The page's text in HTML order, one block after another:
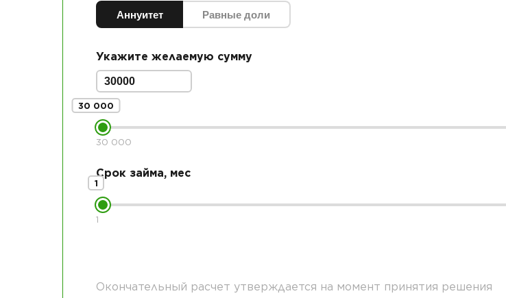
Аннуитет Равные доли
Укажите желаемую сумму
30 000
30 000
Срок займа, мес
1
1
Окончательный расчет утверждается на момент принятия решения